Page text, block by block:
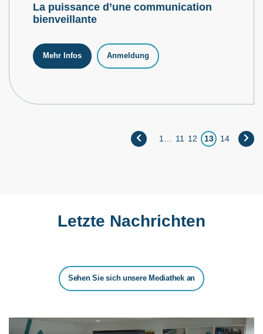
La puissance d’une communication
bienveillante
Mehr Infos Anmeldung
1 11 12 13 14
Letzte Nachrichten
Sehen Sie sich unsere Mediathek an